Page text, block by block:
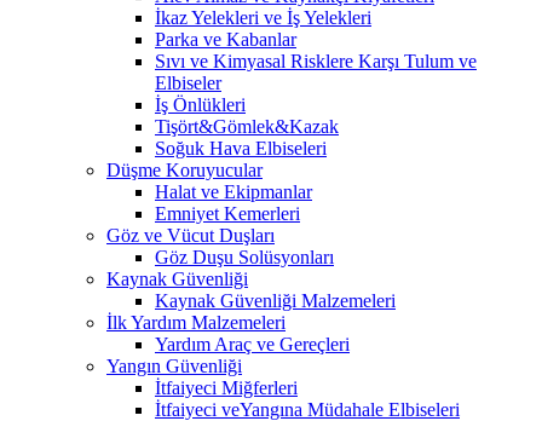
İkaz Yelekleri ve İş Yelekleri
Parka ve Kabanlar
Sıvı ve Kimyasal Risklere Karşı Tulum ve
Elbiseler
İş Önlükleri
Tişört&Gömlek&Kazak
Soğuk Hava Elbiseleri
Düşme Koruyucular
Halat ve Ekipmanlar
Emniyet Kemerleri
Göz ve Vücut Duşları
Göz Duşu Solüsyonları
Kaynak Güvenliği
Kaynak Güvenliği Malzemeleri
İlk Yardım Malzemeleri
Yardım Araç ve Gereçleri
Yangın Güvenliği
İtfaiyeci Miğferleri
İtfaiyeci veYangına Müdahale Elbiseleri